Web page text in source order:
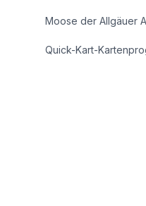
Moose der Allgäuer
Quick-Kart-